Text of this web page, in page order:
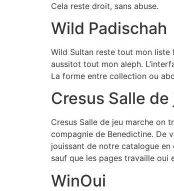
Cela reste droit, sans abuse.
Wild Padischah
Wild Sultan reste tout mon
aussitot tout mon aleph.
La forme entre collection ou
Cresus Salle de
Cresus Salle de jeu marche on
compagnie de Benedictine.
jouissant de notre catalogue
sauf que les pages travaille oui
WinOui